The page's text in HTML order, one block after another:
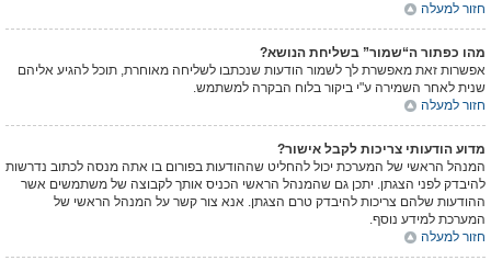
חזור למעלה
מהו כפתור ה“שמור” בשליחת הנושא?
אפשרות זאת מאפשרת לך לשמור הודעות שנכתבו לשליחה מאוחרת, תוכל להגיע אליהם
שנית לאחר השמירה ע"י ביקור בלוח הבקרה למשתמש.
חזור למעלה
מדוע הודעותי צריכות לקבל אישור?
המנהל הראשי של המערכת יכול להחליט שההודעות בפורום בו אתה מנסה לכתוב נדרשות
להיבדק לפני הצגתן. יתכן גם שהמנהל הראשי הכניס אותך לקבוצה של משתמשים אשר
ההודעות שלהם צריכות להיבדק טרם הצגתן. אנא צור קשר על המנהל הראשי של
המערכת למידע נוסף.
חזור למעלה